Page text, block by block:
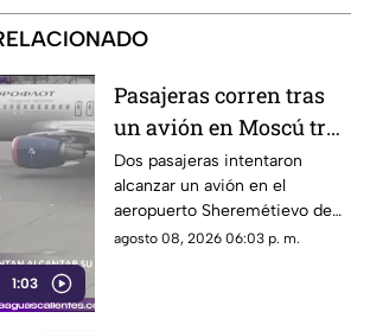
1:03
Pasajeras corren tras
un avión en Moscú tras
llegar tarde a su vuelo
Dos pasajeras intentaron
alcanzar un avión en el
aeropuerto Sheremétievo de
Moscú tras llegar tarde a su
agosto 08, 2026 06:03 p. m.